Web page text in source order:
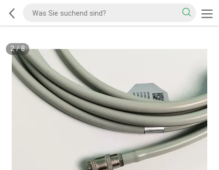
2/8